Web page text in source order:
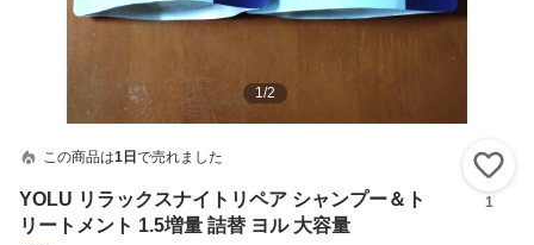
1/2
この商品は1日 で売れました
YOLU リラックスナイトリペア シャンプー＆ト
リートメント 1.5増量 詰替 ヨル 大容量
1